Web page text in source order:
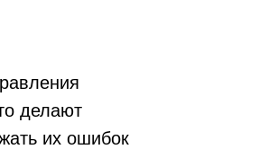
делают
их ошибок